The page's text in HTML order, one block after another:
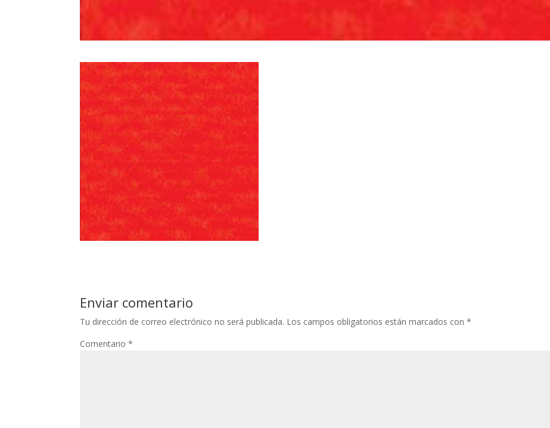
Enviar comentario
Tu dirección de correo electrónico no será publicada. Los campos obligatorios están marcados con*
Comentario*